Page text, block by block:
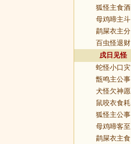
狐怪主食酒
母鸡啼主斗
鹋屎衣主分
百虫怪退财
戌日见怪
蛇怪小口灾
甑鸣主公事
犬怪欠神愿
鼠咬衣食耗
狐怪主公事
母鸡啼客至
鹋屎衣主食